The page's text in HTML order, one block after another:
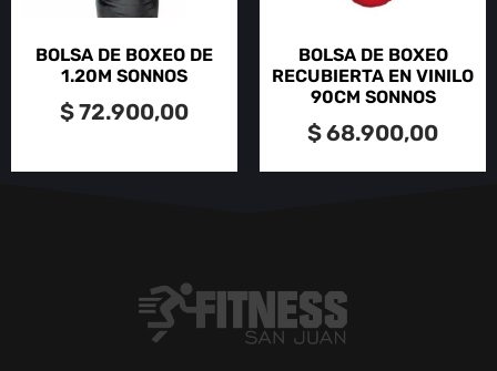
BOLSA DE BOXEO DE
1.20M SONNOS
$72.900,00
BOLSA DE BOXEO
RECUBIERTA EN VINILO
90CM SONNOS
$68.900,00